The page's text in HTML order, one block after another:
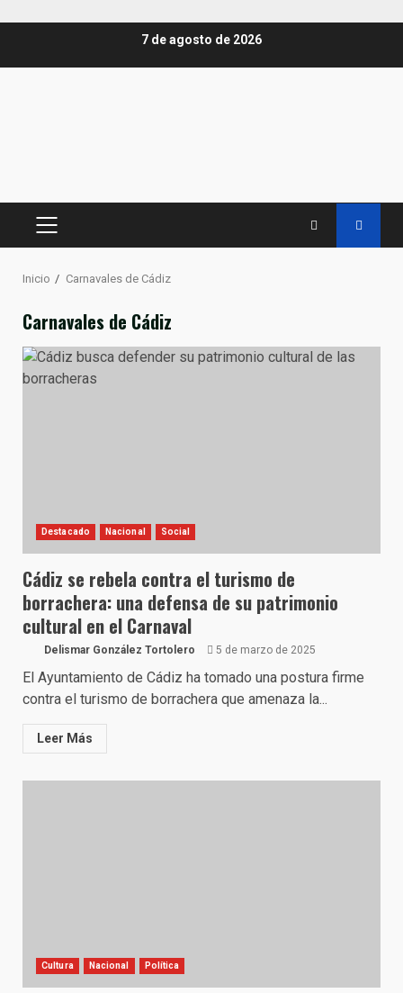
7 de agosto de 2026
MENÚ
Inicio Carnavales de Cádiz
Carnavales de Cádiz
Destacado Nacional Social
Cádiz se rebela contra el turismo de
borrachera: una defensa de su patrimonio
cultural en el Carnaval
Delismar González Tortolero 5 de marzo de 2025
El Ayuntamiento de Cádiz ha tomado una postura firme
contra el turismo de borrachera que amenaza la...
Leer Más
Cultura Nacional Política